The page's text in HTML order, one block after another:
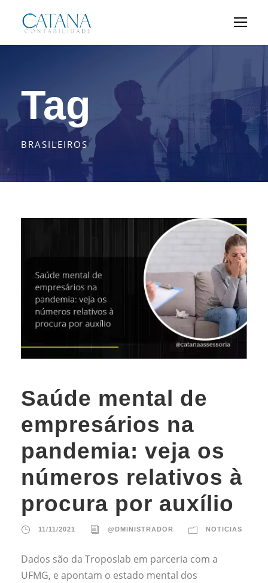
Tag
BRASILEIROS
Saúde mental de
empresários na
pandemia: veja os
números relativos à
procura por auxílio
11/11/2021 @DMINISTRADOR NOTICIAS
Dados são da Troposlab em parceria com a
UFMG, e apontam o estado mental dos